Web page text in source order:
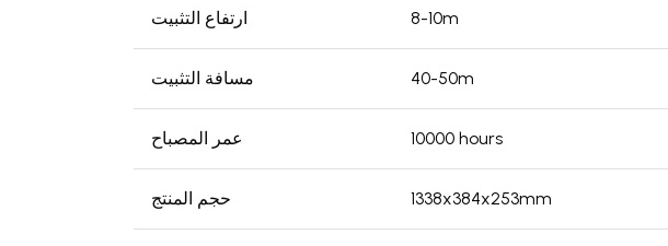
ارتفاع التثبيت 8-10m
مسافة التثبيت 40-50m
عمر المصباح 10000 hours
حجم المنتج 1338x384x253mm